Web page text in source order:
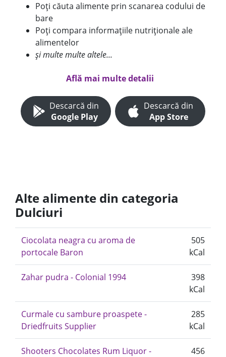
Poți căuta alimente prin scanarea codului de
bare
Poți compara informațiile nutriționale ale
alimentelor
și multe multe altele...
Află mai multe detalii
Descarcă din
Google Play
Descarcă din
App Store
Alte alimente din categoria
Dulciuri
Ciocolata neagra cu aroma de
portocale Baron
505
kCal
Zahar pudra - Colonial 1994
398
kCal
Curmale cu sambure proaspete -
Driedfruits Supplier
285
kCal
Shooters Chocolates Rum Liquor -
456